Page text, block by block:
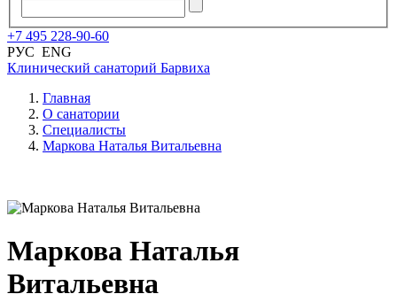
+7 495 228-90-60
РУС ENG
Клинический санаторий Барвиха
Главная
О санатории
Специалисты
Маркова Наталья Витальевна
Маркова Наталья
Витальевна